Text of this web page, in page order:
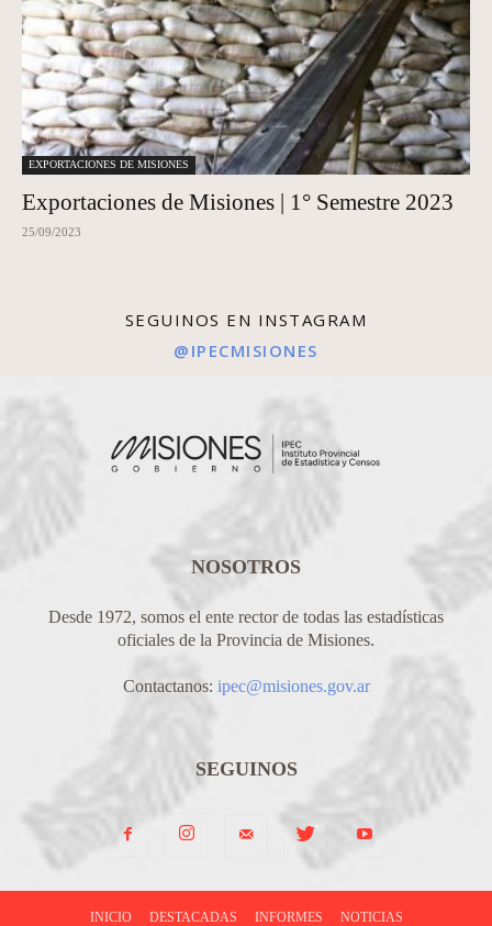
EXPORTACIONES DE MISIONES
Exportaciones de Misiones | 1° Semestre 2023
25/09/2023
SEGUINOS EN INSTAGRAM
@IPECMISIONES
NOSOTROS
Desde 1972, somos el ente rector de todas las estadísticas
oficiales de la Provincia de Misiones.
Contactanos: ipec@misiones.gov.ar
SEGUINOS
INICIO DESTACADAS INFORMES NOTICIAS